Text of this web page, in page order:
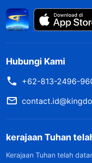
Hubungi Kami
+62-813-2496-
kerajaan Tuhan
Kerajaan Tuhan telah